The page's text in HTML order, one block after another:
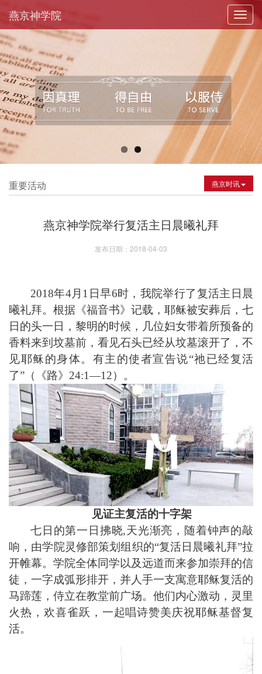
燕京神学院
燕京时讯
重要活动
燕京神学院举行复活主日晨曦礼拜
发布日期：2018-04-03
2018年4月1日早6时，我院举行了复活主日晨
曦礼拜。根据《福音书》记载，耶稣被安葬后，七
日的头一日，黎明的时候，几位妇女带着所预备的
香料来到坟墓前，看见石头已经从坟墓滚开了，不
见耶稣的身体。有主的使者宣告说“祂已经复活
了”（《路》24:1—12）。
见证主复活的十字架
七日的第一日拂晓,天光渐亮，随着钟声的敲
响，由学院灵修部策划组织的“复活日晨曦礼拜”拉
开帷幕。学院全体同学以及远道而来参加崇拜的信
徒，一字成弧形排开，并人手一支寓意耶稣复活的
马蹄莲，侍立在教堂前广场。他们内心激动，灵里
火热，欢喜雀跃，一起唱诗赞美庆祝耶稣基督复
活。